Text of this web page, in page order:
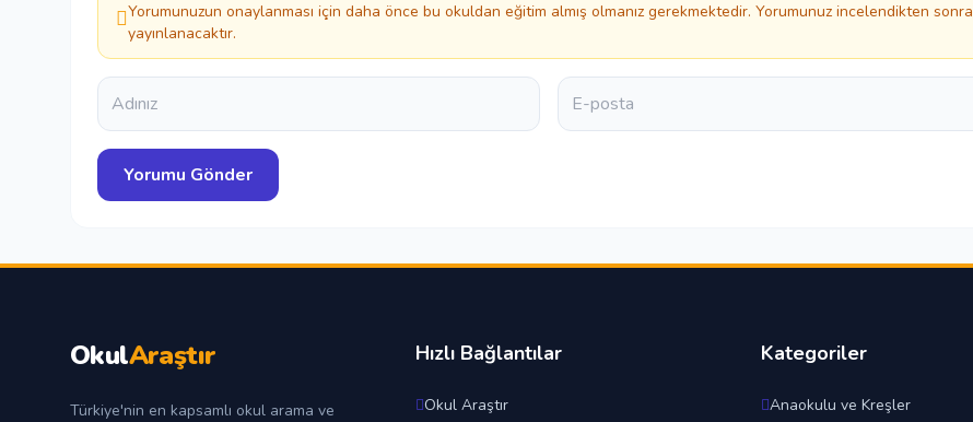
Yorumunuzun onaylanması için daha önce bu okuldan eğitim almış olmanız gerekmektedir. Yorumunuz incelendikten sonra
yayınlanacaktır.
OkulAraştır
Türkiye'nin en kapsamlı okul arama ve
Hızlı Bağlantılar
Okul Araştır
Kategoriler
Anaokulu ve Kreşler